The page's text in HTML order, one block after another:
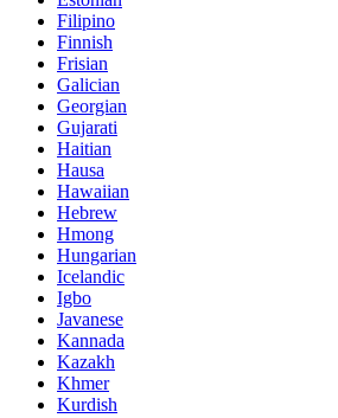
Filipino
Finnish
Frisian
Galician
Georgian
Gujarati
Haitian
Hausa
Hawaiian
Hebrew
Hmong
Hungarian
Icelandic
Igbo
Javanese
Kannada
Kazakh
Khmer
Kurdish